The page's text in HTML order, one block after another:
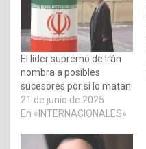
El líder supremo de Irán
nombra a posibles
sucesores por si lo matan
21 de junio de 2025
En «INTERNACIONALES»